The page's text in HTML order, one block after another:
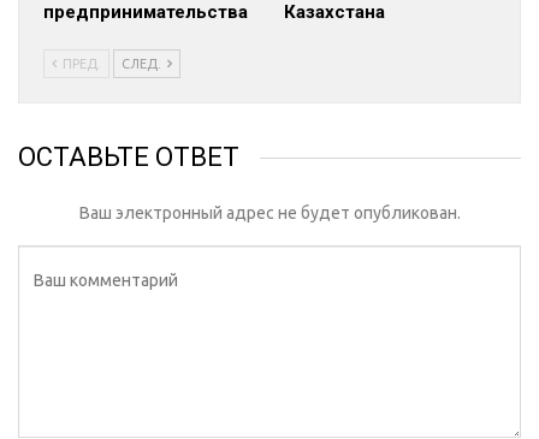
предпринимательства
Казахстана
ПРЕД. СЛЕД.
ОСТАВЬТЕ ОТВЕТ
Ваш электронный адрес не будет опубликован.